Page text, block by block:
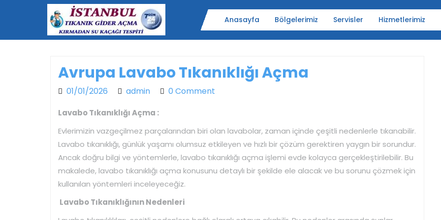
Anasayfa Bölgelerimiz Servisler Hizmetlerimiz
Avrupa Lavabo Tıkanıklığı Açma
01/01/2026 01/01/2026
adminadmin0 Comment
Lavabo Tıkanıklığı Açma :
Evlerimizin vazgeçilmez parçalarından biri olan lavabolar, zaman içinde çeşitli nedenlerle tıkanabilir.
Lavabo tıkanıklığı, günlük yaşamı olumsuz etkileyen ve hızlı bir çözüm gerektiren yaygın bir sorundur.
Ancak doğru bilgi ve yöntemlerle, lavabo tıkanıklığı açma işlemi evde kolayca gerçekleştirilebilir. Bu
makalede, lavabo tıkanıklığı açma konusunu detaylı bir şekilde ele alacak ve bu sorunu çözmek için
kullanılan yöntemleri inceleyeceğiz.
Lavabo Tıkanıklığının Nedenleri